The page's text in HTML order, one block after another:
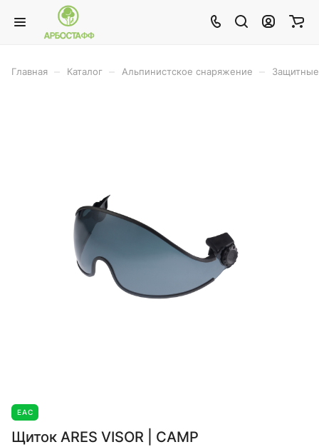
Главная Каталог Альпинистское снаряжение
EAC
Щиток ARES VISOR | CAMP